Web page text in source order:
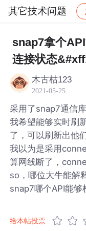
其它技术问题
其它技术
snap7拿个
连接状态
木古枯123
2021-05-25
采用了snap7通信
我希望能够实时刷
了，可以刷新出他
我以为是采用
算网线断了，
so，哪位大牛能解
snap7哪个API能够
给本帖投票